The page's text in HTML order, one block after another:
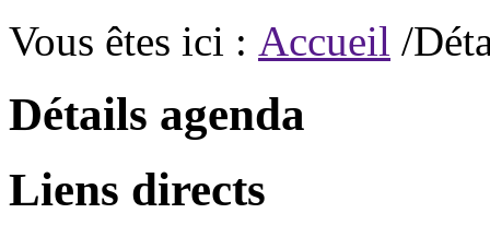
Vous êtes ici : Accueil /
Détails agenda
Liens directs